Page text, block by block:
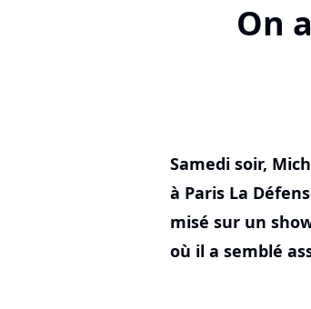
On
Samedi soir,
à Paris La
misé sur un
où il a semblé